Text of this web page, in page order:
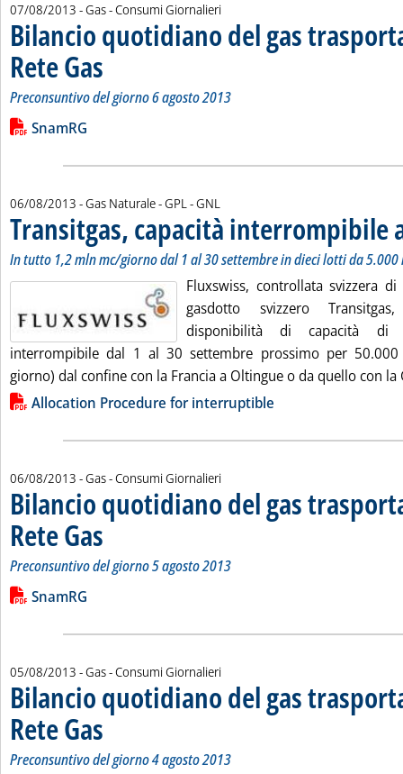
07/08/2013 - Gas - Consumi Giornalieri
Bilancio quotidiano del gas
Rete Gas . Sottotitolo: Preconsuntivo del giorno 6 agosto 2013
. Pubblicata mercoledì 07 agosto 2013 alle 13.50.
Preconsuntivo del giorno 6 agosto 2013
Leggi tutta la notizia: 'Bilancio quotidiano del gas
Lista allegati PDF alla notizia
SnamRG
06/08/2013 - Gas Naturale - GPL - GNL
Transitgas, capacità interrompibile
In tutto 1,2 mln mc/giorno dal 1 al 30 settembre in dieci lotti da
Fluxswiss, controllata svizzera
gasdotto svizzero
disponibilità di capacità di
interrompibile dal 1 al 30 settembre prossimo per
giorno) dal confine con la Francia a Oltingue o da quello con la
Lista allegati PDF alla notizia
Allocation Procedure for interruptible
06/08/2013 - Gas - Consumi Giornalieri
Bilancio quotidiano del gas
Rete Gas . Sottotitolo: Preconsuntivo del giorno 5 agosto 2013
. Pubblicata martedì 06 agosto 2013 alle 14.43.
Preconsuntivo del giorno 5 agosto 2013
Leggi tutta la notizia: 'Bilancio quotidiano del gas
Lista allegati PDF alla notizia
SnamRG
05/08/2013 - Gas - Consumi Giornalieri
Bilancio quotidiano del gas
Rete Gas . Sottotitolo: Preconsuntivo del giorno 4 agosto 2013
. Pubblicata lunedì 05 agosto 2013 alle 16.34.
Preconsuntivo del giorno 4 agosto 2013